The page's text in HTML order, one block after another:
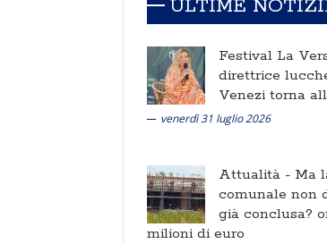
ULTIME
Festival La
direttrice
Venezi torna
venerdì 31 luglio 2026
Attualità - Ma
comunale non
già conclusa?
milioni di euro